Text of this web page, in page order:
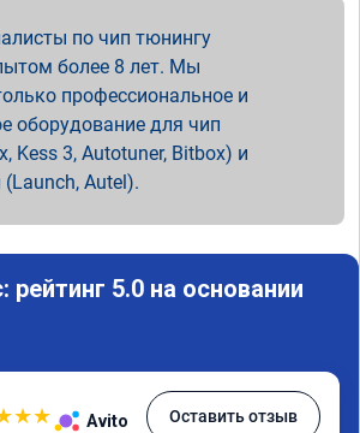
по чип тюнингу
более 8 лет. Мы
профессиональное и
оборудование для чип
Kess 3, Autotuner, Bitbox) и
Autel).
5.0 на основании
★★ Avito Оставить отзыв